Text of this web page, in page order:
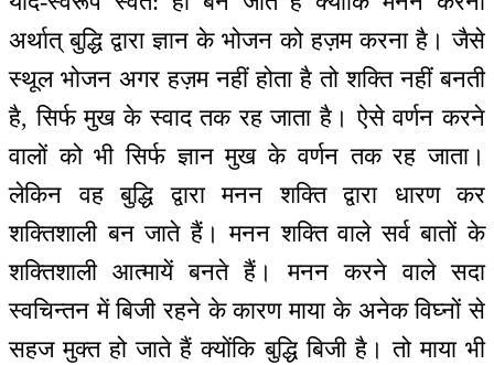
अर्थात् बुद्धि द्वारा ज्ञान के भोजन को हज़म करना है। जैसे
स्थूल भोजन अगर हज़म नहीं होता है तो शक्ति नहीं बनती
है, सिर्फ मुख के स्वाद तक रह जाता है। ऐसे वर्णन करने
वालों को भी सिर्फ ज्ञान मुख के वर्णन तक रह जाता।
लेकिन वह बुद्धि द्वारा मनन शक्ति द्वारा धारण कर
शक्तिशाली बन जाते हैं। मनन शक्ति वाले सर्व बातों के
शक्तिशाली आत्मायें बनते हैं। मनन करने वाले सदा
स्वचिन्तन में बिजी रहने के कारण माया के अनेक विघ्नों से
सहज मुक्त हो जाते हैं क्योंकि बुद्धि बिजी है। तो माया भी